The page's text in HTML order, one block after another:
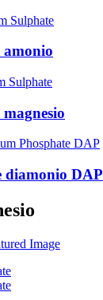
amonio
diamonio DAP